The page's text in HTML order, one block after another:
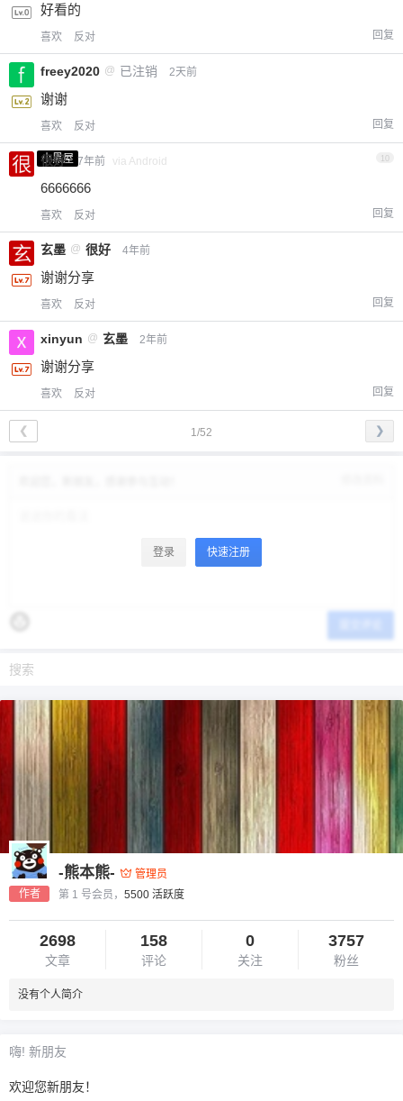
好看的
喜欢 反对 回复
freey2020 @ 已注销 2天前
谢谢
喜欢 反对 回复
小黑屋
很好 7年前 via Android
6666666
喜欢 反对 回复
玄墨 @ 很好 4年前
谢谢分享
喜欢 反对 回复
xinyun @ 玄墨 2年前
谢谢分享
喜欢 反对 回复
1/52
❮ ❯
登录 快速注册
作者
-熊本熊-
管理员
第 1 号会员， 5500 活跃度
2698
文章
158
评论
0
关注
3757
粉丝
没有个人简介
嗨! 新朋友
欢迎您新朋友！